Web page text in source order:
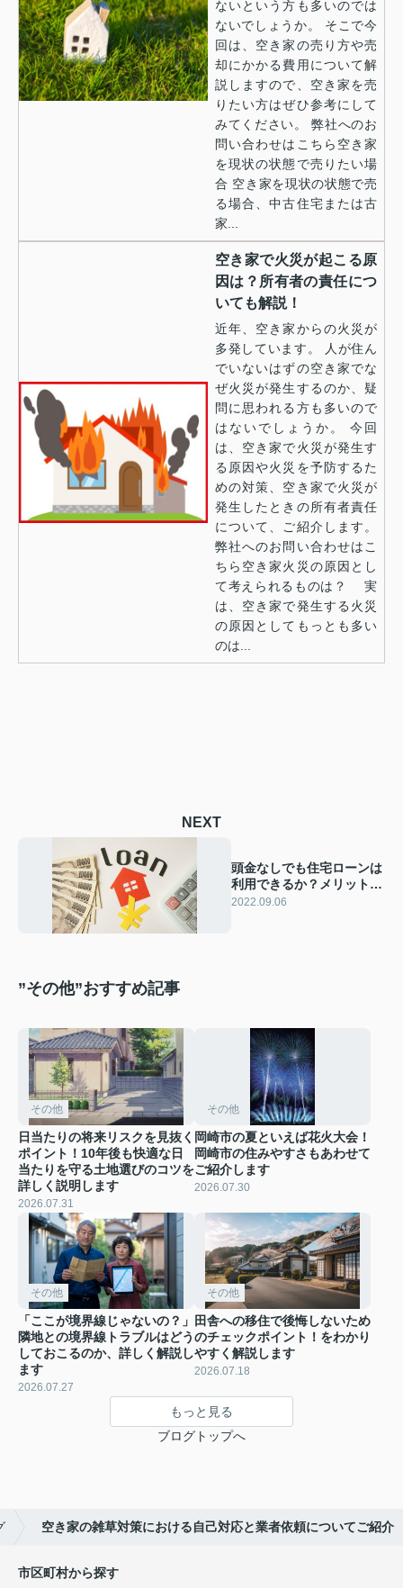
ないという方も多いのでは
ないでしょうか。 そこで今
回は、空き家の売り方や売
却にかかる費用について解
説しますので、空き家を売
りたい方はぜひ参考にして
みてください。 弊社へのお
問い合わせはこちら空き家
を現状の状態で売りたい場
合 空き家を現状の状態で売
る場合、中古住宅または古
家...
空き家で火災が起こる原
因は？所有者の責任につ
いても解説！
近年、空き家からの火災が
多発しています。 人が住ん
でいないはずの空き家でな
ぜ火災が発生するのか、疑
問に思われる方も多いので
はないでしょうか。 今回
は、空き家で火災が発生す
る原因や火災を予防するた
めの対策、空き家で火災が
発生したときの所有者責任
について、ご紹介します。
弊社へのお問い合わせはこ
ちら空き家火災の原因とし
て考えられるものは？ 実
は、空き家で発生する火災
の原因としてもっとも多い
のは...
NEXT
頭金なしでも住宅ローンは
利用できるか？メリット・
デメリットもご紹介
2022.09.06
”その他”おすすめ記事
その他
日当たりの将来リスクを見抜く
ポイント！10年後も快適な日
当たりを守る土地選びのコツを
詳しく説明します
2026.07.31
その他
岡崎市の夏といえば花火大会！
岡崎市の住みやすさもあわせて
ご紹介します
2026.07.30
その他
「ここが境界線じゃないの？」
隣地との境界線トラブルはどう
しておこるのか、詳しく解説し
ます
2026.07.27
その他
田舎への移住で後悔しないため
のチェックポイント！をわかり
やすく解説します
2026.07.18
もっと見る
ブログトップへ
空き家の雑草対策における自己対応と業者依頼についてご紹介
市区町村から探す